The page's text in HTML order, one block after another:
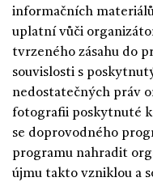
informačních
uplatní vůči
tvrzeného zásahu do
souvislosti s
nedostatečných práv
fotografii poskytnuté
se doprovodného
programu nahradit
újmu takto vzniklou a